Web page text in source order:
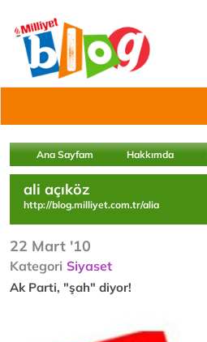
Ana Sayfam Hakkımda
ali açıköz
http://blog.milliyet.com.tr/alia
22 Mart '10
Kategori Siyaset
Ak Parti, "şah" diyor!